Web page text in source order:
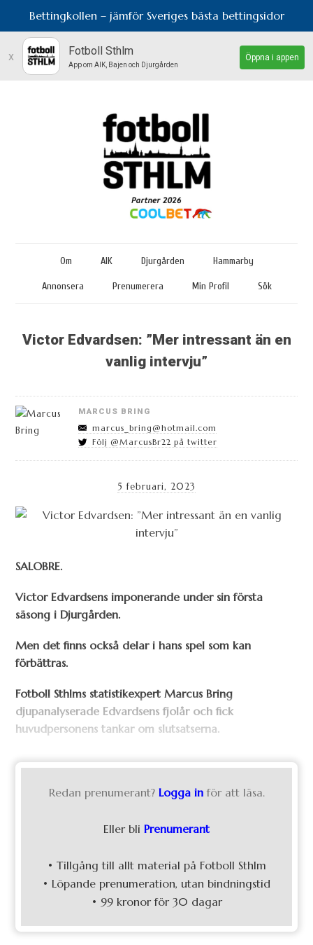
Bettingkollen – jämför Sveriges bästa bettingsidor
x Fotboll Sthlm
App om AIK, Bajen och Djurgården
Öppna i appen
Om AIK Djurgården Hammarby
Annonsera Prenumerera Min Profil Sök
Victor Edvardsen: ”Mer intressant än en
vanlig intervju”
MARCUS BRING
marcus_bring@hotmail.com
Följ @MarcusBr22 på twitter
5 februari, 2023
SALOBRE.
Victor Edvardsens imponerande under sin första
säsong i Djurgården.
Men det finns också delar i hans spel som kan
förbättras.
Fotboll Sthlms statistikexpert Marcus Bring
djupanalyserade Edvardsens fjolår och fick
huvudpersonens tankar om slutsatserna.
Redan prenumerant? Logga in för att läsa.
Eller bli Prenumerant
• Tillgång till allt material på Fotboll Sthlm
• Löpande prenumeration, utan bindningstid
• 99 kronor för 30 dagar